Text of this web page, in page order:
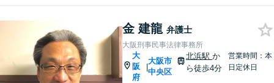
金 建龍 弁護士
大阪刑事民事法律事務所
大
阪
府
|
大阪市
中央区
北浜駅 か
ら徒歩4分
営業時間：本
日定休日